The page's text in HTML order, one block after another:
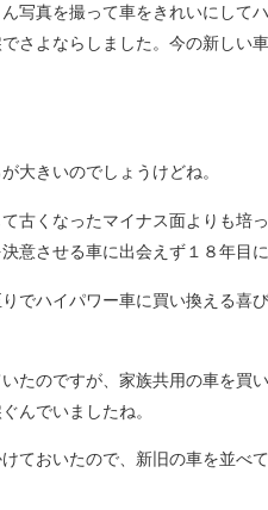
写真を撮って車をきれいにして
さよならしました。 今の新しい
大きいのでしょうけどね。
古くなったマイナス面よりも培
意させる車に出会えず１８年目
でハイパワー車に買い換える喜
たのですが、家族共用の車を買
んでいましたね。
ておいたので、新旧の車を並べ